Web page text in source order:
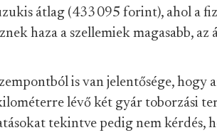
átlag (433 095 forint), ahol a
haza a szellemiek magasabb,
is van jelentősége, hogy
lévő két gyár toborzási
tekintve pedig nem kérdés,